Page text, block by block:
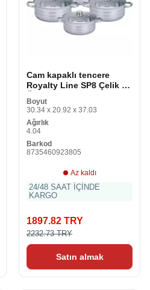
Cam kapaklı tencere
Royalty Line SP8 Çelik 8
Boyut
30.34 x 20.92 x 37.03
Ağırlık
4.04
Barkod
8735460923805
Az kaldı
24/48 SAAT İÇİNDE
KARGO
1897.82 TRY
2232.73 TRY
Satın almak